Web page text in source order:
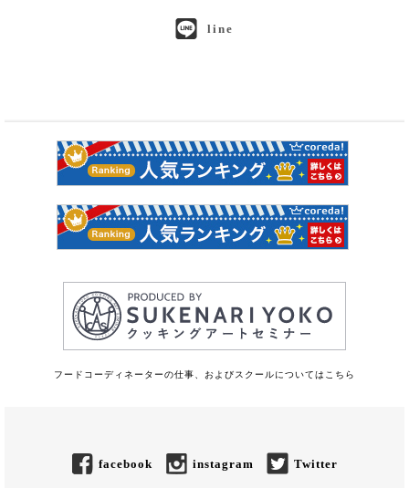
line
フードコーディネーターの仕事、およびスクールについてはこちら
facebook instagram Twitter